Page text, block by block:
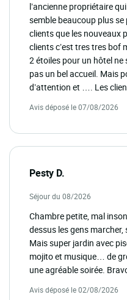
l’ancienne propriétaire
semble beaucoup plus
clients que les nouveaux
clients c’est tres tres bof
2 étoiles pour un hôtel ne
pas un bel accueil. Mais
d’attention et …. Les
Avis déposé le 07/08/2026
Pesty D.
Séjour du 08/2026
Chambre petite, mal
dessus les gens marcher,
Mais super jardin avec
mojito et musique… de
une agréable soirée.
Avis déposé le 02/08/2026